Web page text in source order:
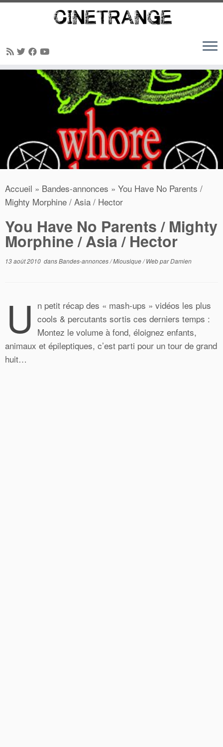
Accueil » Bandes-annonces » You Have No Parents /
Mighty Morphine / Asia / Hector
You Have No Parents / Mighty
Morphine / Asia / Hector
13 août 2010 dansBandes-annonces/Miousique/WebparDamien
U n petit récap des « mash-ups » vidéos les plus
cools & percutants sortis ces derniers temps :
Montez le volume à fond, éloignez enfants,
animaux et épileptiques, c’est parti pour un tour de grand
huit…